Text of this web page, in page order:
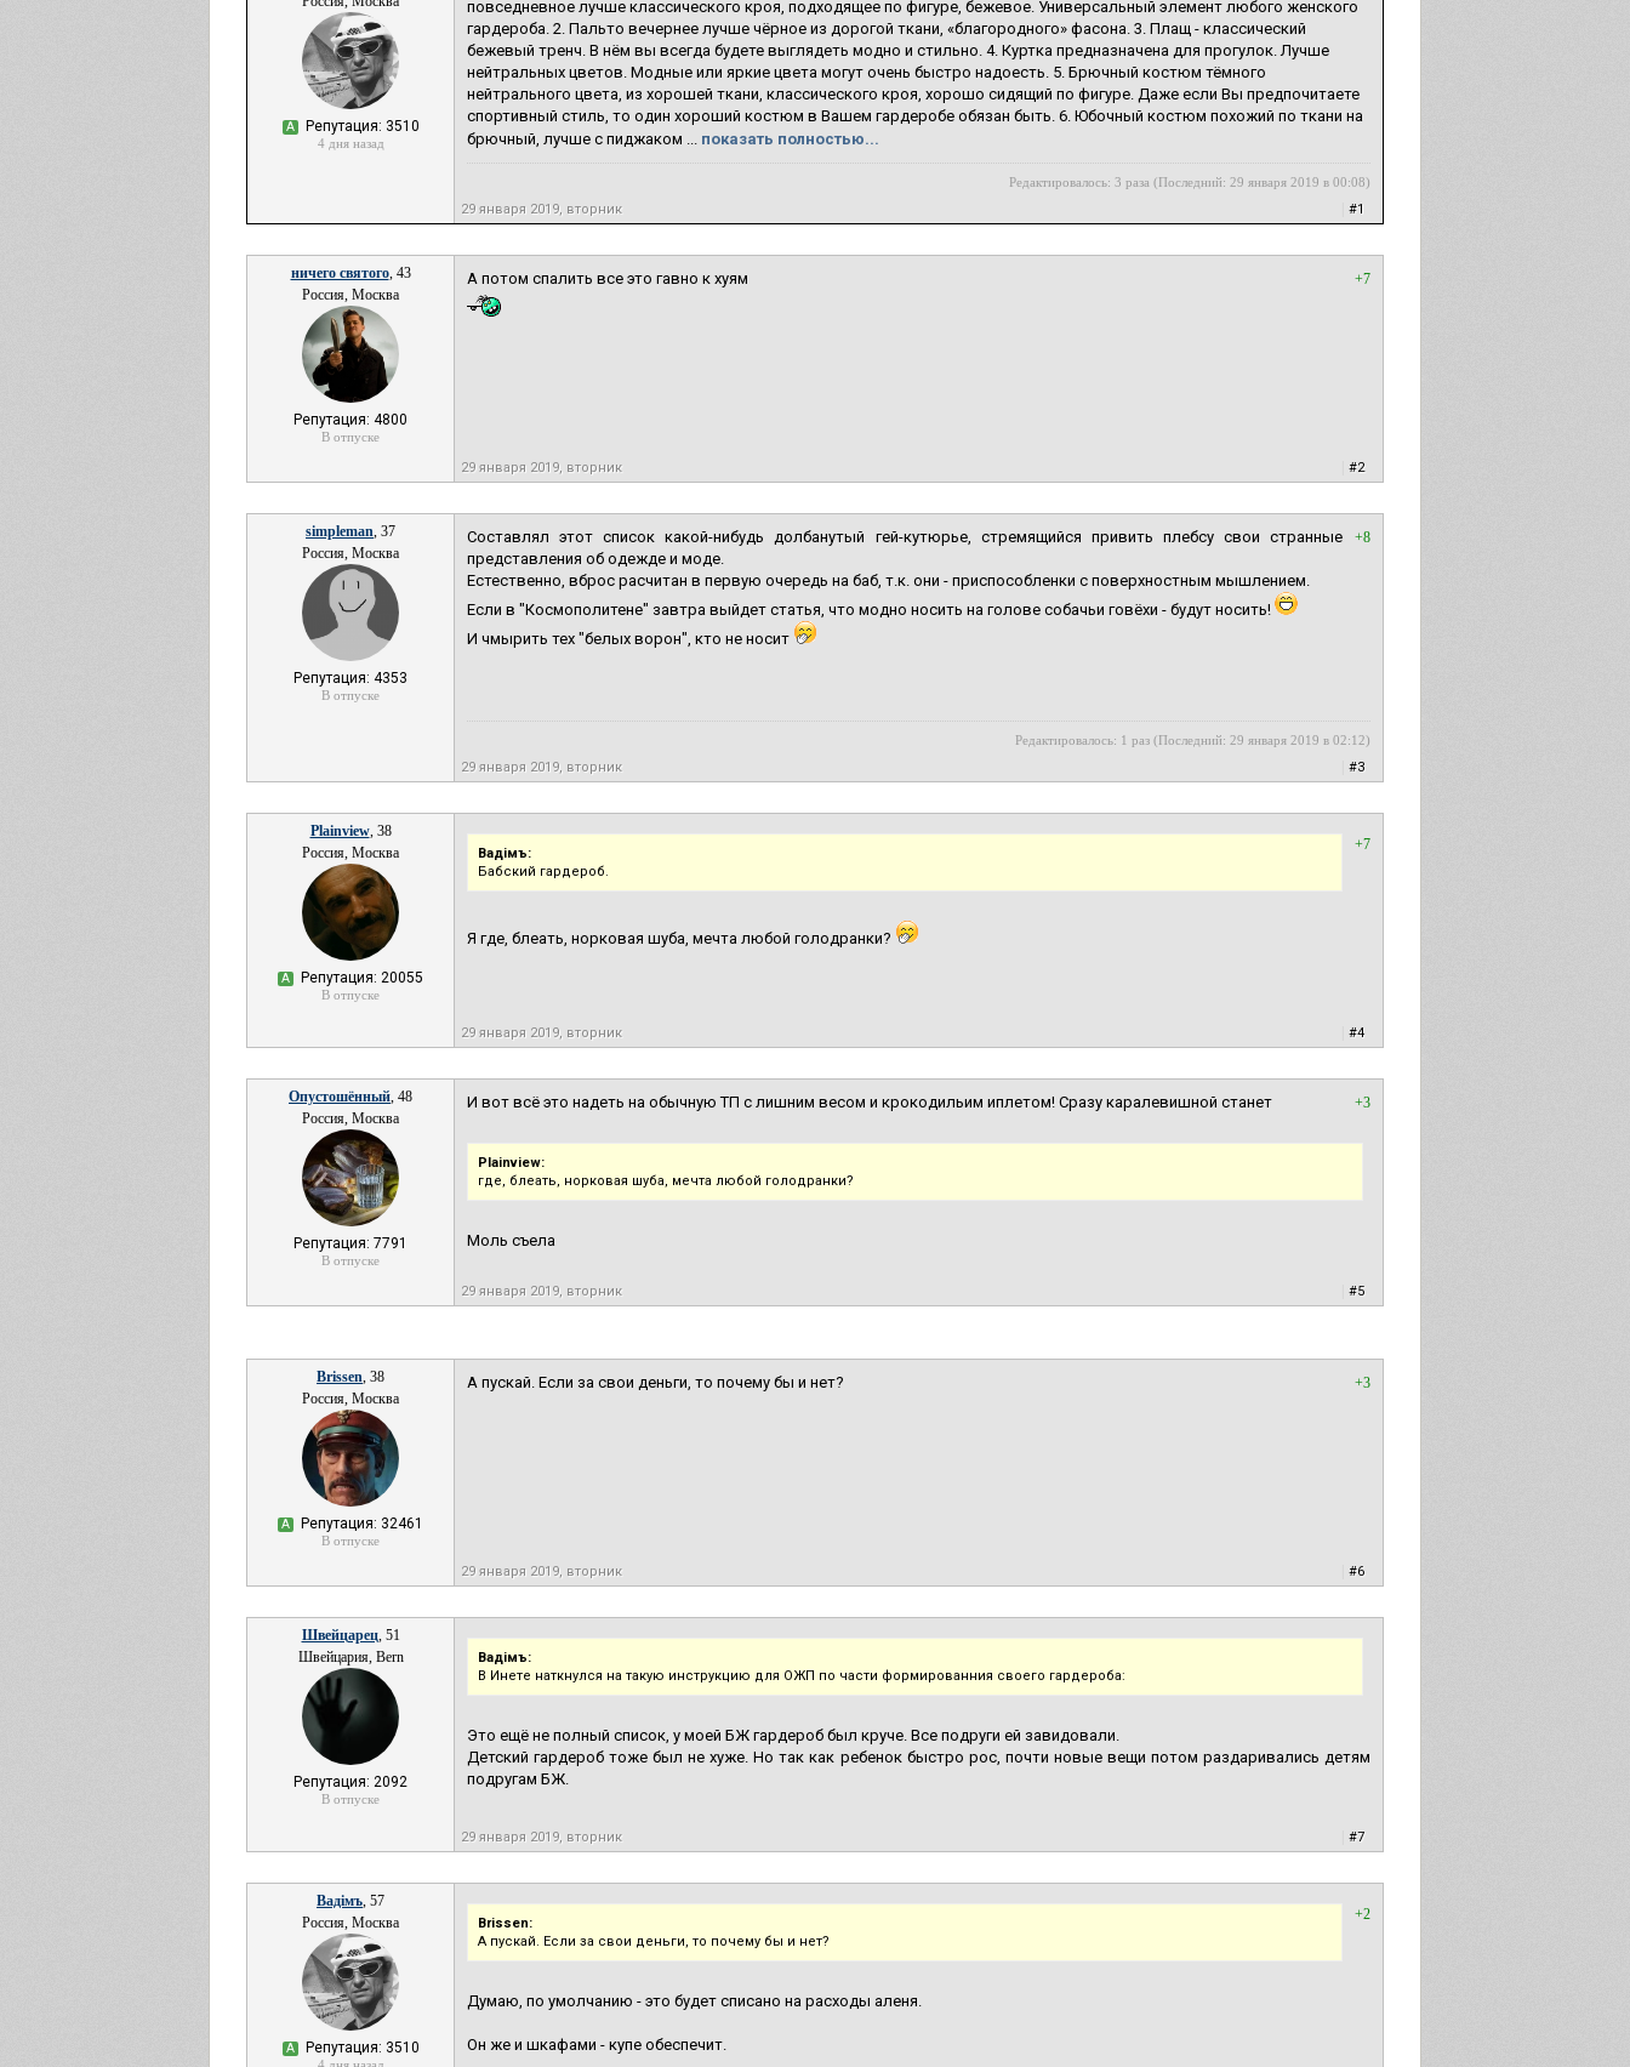
А Репутация: 3510
4 дня назад
повседневное лучше классического кроя, подходящее по фигуре, бежевое. Универсальный элемент любого женского
гардероба. 2. Пальто вечернее лучше чёрное из дорогой ткани, «благородного» фасона. 3. Плащ - классический
бежевый тренч. В нём вы всегда будете выглядеть модно и стильно. 4. Куртка предназначена для прогулок. Лучше
нейтральных цветов. Модные или яркие цвета могут очень быстро надоесть. 5. Брючный костюм тёмного
нейтрального цвета, из хорошей ткани, классического кроя, хорошо сидящий по фигуре. Даже если Вы предпочитаете
спортивный стиль, то один хороший костюм в Вашем гардеробе обязан быть. 6. Юбочный костюм похожий по ткани на
брючный, лучше с пиджаком ... показать полностью...
Редактировалось: 3 раза (Последний: 29 января 2019 в 00:08)
29 января 2019, вторник #1
ничего святого, 43
Россия, Москва
Репутация: 4800
В отпуске
+7
А потом спалить все это гавно к хуям
29 января 2019, вторник #2
simpleman, 37
Россия, Москва
Репутация: 4353
В отпуске
+8
Составлял этот список какой-нибудь долбанутый гей-кутюрье, стремящийся привить плебсу свои странные
представления об одежде и моде.
Естественно, вброс расчитан в первую очередь на баб, т.к. они - приспособленки с поверхностным мышлением.
Если в "Космополитене" завтра выйдет статья, что модно носить на голове собачьи говёхи - будут носить!
И чмырить тех "белых ворон", кто не носит
Редактировалось: 1 раз (Последний: 29 января 2019 в 02:12)
29 января 2019, вторник #3
Plainview, 38
Россия, Москва
А Репутация: 20055
В отпуске
+7
Вадiмъ:
Бабский гардероб.
Я где, блеать, норковая шуба, мечта любой голодранки?
29 января 2019, вторник #4
Опустошённый, 48
Россия, Москва
Репутация: 7791
В отпуске
+3
И вот всё это надеть на обычную ТП с лишним весом и крокодильим иплетом! Сразу каралевишной станет
Plainview:
где, блеать, норковая шуба, мечта любой голодранки?
Моль съела
29 января 2019, вторник #5
Brissen, 38
Россия, Москва
А Репутация: 32461
В отпуске
+3
А пускай. Если за свои деньги, то почему бы и нет?
29 января 2019, вторник #6
Швейцарец, 51
Швейцария, Bern
Репутация: 2092
В отпуске
Вадiмъ:
В Инете наткнулся на такую инструкцию для ОЖП по части формированния своего гардероба:
Это ещё не полный список, у моей БЖ гардероб был круче. Все подруги ей завидовали.
Детский гардероб тоже был не хуже. Но так как ребенок быстро рос, почти новые вещи потом раздаривались детям
подругам БЖ.
29 января 2019, вторник #7
Вадiмъ, 57
Россия, Москва
А Репутация: 3510
+2
Brissen:
А пускай. Если за свои деньги, то почему бы и нет?
Думаю, по умолчанию - это будет списано на расходы аленя.
Он же и шкафами - купе обеспечит.